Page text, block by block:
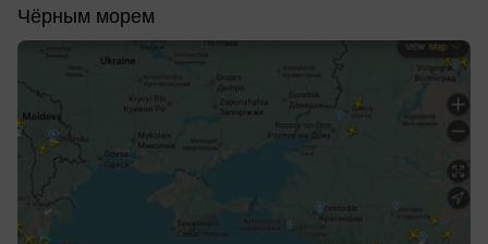
Чёрным морем